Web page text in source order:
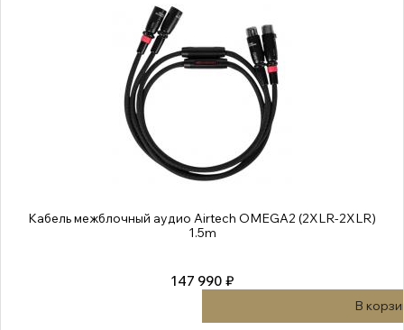
Кабель межблочный аудио Airtech OMEGA2 (2XLR-2XLR)
1.5m
147 990 ₽
В